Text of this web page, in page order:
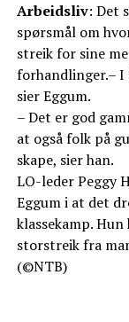
Arbeidsliv: Det
spørsmål om
streik for sine
forhandlinger.– I
sier Eggum.
– Det er god
at også folk på
skape, sier han.
LO-leder Peggy
Eggum i at det
klassekamp.
storstreik fra
(©NTB)